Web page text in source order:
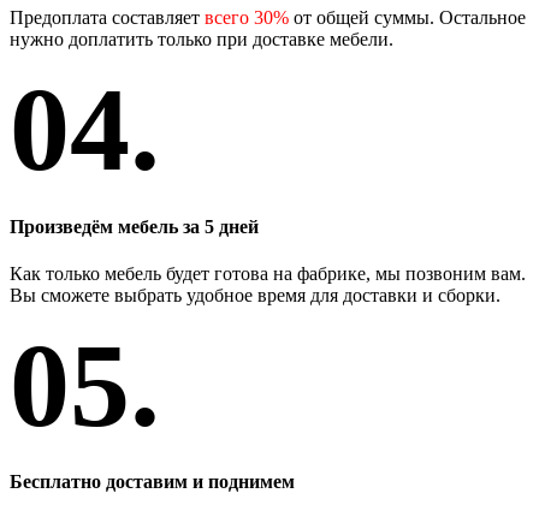
Предоплата составляет всего 30% от общей суммы. Остальное
нужно доплатить только при доставке мебели.
04.
Произведём мебель за 5 дней
Как только мебель будет готова на фабрике, мы позвоним вам.
Вы сможете выбрать удобное время для доставки и сборки.
05.
Бесплатно доставим и поднимем